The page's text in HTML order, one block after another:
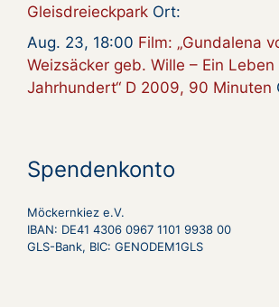
Gleisdreieckpark Ort:
Aug. 23, 18:00 Film: „Gundalena
Weizsäcker geb. Wille – Ein Leben
Jahrhundert“ D 2009, 90 Minuten
Spendenkonto
Möckernkiez e.V.
IBAN: DE41 4306 0967 1101 9938 00
GLS-Bank, BIC: GENODEM1GLS